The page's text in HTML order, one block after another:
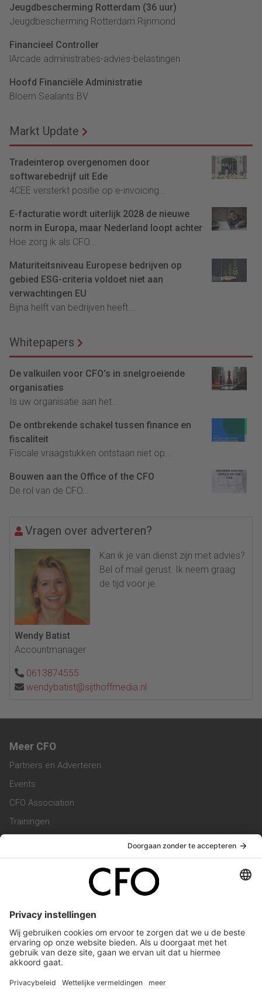
Jeugdbescherming Rotterdam (36 uur)
Jeugdbescherming Rotterdam Rijnmond
Financieel Controller
lArcade administraties-advies-belastingen
Hoofd Financiële Administratie
Bloem Sealants BV
Markt Update
Tradeinterop overgenomen door
softwarebedrijf uit Ede
4CEE versterkt positie op e-invoicing...
E-facturatie wordt uiterlijk 2028 de nieuwe
norm in Europa, maar Nederland loopt achter
Hoe zorg ik als CFO...
Maturiteitsniveau Europese bedrijven op
gebied ESG-criteria voldoet niet aan
verwachtingen EU
Bijna helft van bedrijven heeft...
Whitepapers
De valkuilen voor CFO’s in snelgroeiende
organisaties
Is uw organisatie aan het...
De ontbrekende schakel tussen finance en
fiscaliteit
Fiscale vraagstukken ontstaan niet op...
Bouwen aan the Office of the CFO
De rol van de CFO...
Vragen over adverteren?
Kan ik je van dienst zijn met advies?
Bel of mail gerust. Ik neem graag
de tijd voor je.
Wendy Batist
Accountmanager
0613874555
wendybatist@sijthoffmedia.nl
Meer CFO
Partners en Adverteren
Events
CFO Association
Trainingen
Vacatures
Service & Contact
Werken bij ons
Privacy Statement
Algemene Voorwaarden